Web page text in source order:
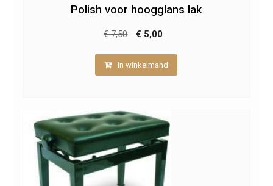
Polish voor hoogglans lak
€7,50
Oorspronkelijke
was:
€ 5,00
In winkelmand